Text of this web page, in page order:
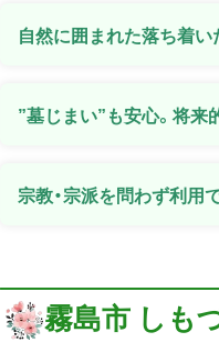
自然に囲まれた落ち着
”墓じまい”も安心。将来
宗教・宗派を問わず利用
霧島市 しも